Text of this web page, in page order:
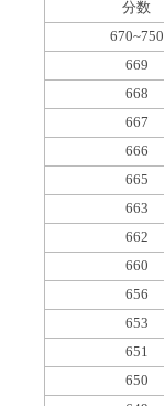
分数
670~750
669
668
667
666
665
663
662
660
656
653
651
650